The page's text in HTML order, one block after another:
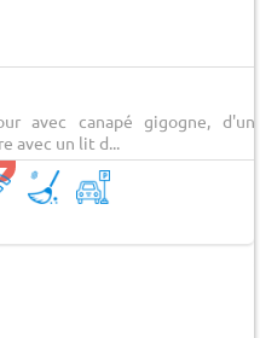
avec canapé gigogne,
avec un lit d...